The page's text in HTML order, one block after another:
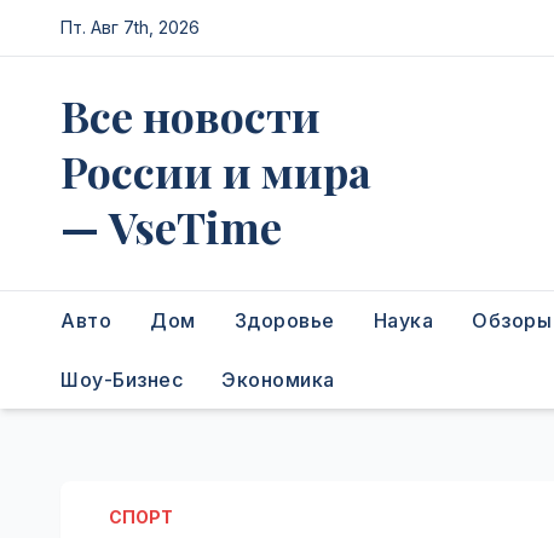
Перейти
к
Пт. Авг 7th, 2026
Все новости
России и мира
— VseTime
Авто Дом Здоровье Наука Обзоры
Шоу-Бизнес Экономика
СПОРТ